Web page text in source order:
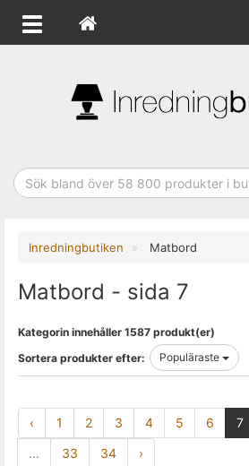
Inredningbutiken Matbord
Matbord - sida 7
Kategorin innehåller 1587 produkt(er)
Sortera produkter efter:
Populäraste
‹ 1 2 3 4 5 6 7
...
33 34 ›